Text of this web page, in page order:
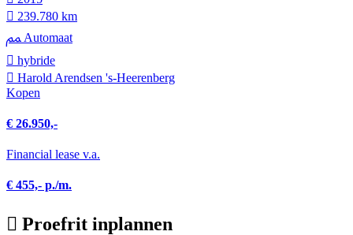
239.780 km
Automaat
hybride
Harold Arendsen 's-Heerenberg
Kopen
€ 26.950,-
Financial lease v.a.
€ 455,- p./m.
Proefrit inplannen